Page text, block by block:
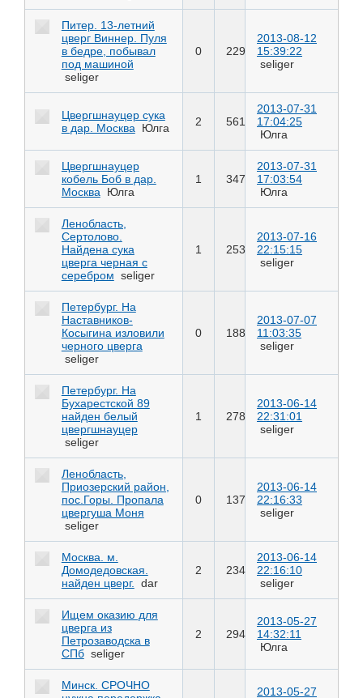
Питер. 13-летний
цверг Виннер. Пуля
в бедре, побывал
под машиной
seliger
0 229
2013-08-12
15:39:22
seliger
Цвергшнауцер сука
в дар. Москва
Юлга 2 561
2013-07-31
17:04:25
Юлга
Цвергшнауцер
кобель Боб в дар.
Москва
Юлга
1 347
2013-07-31
17:03:54
Юлга
Ленобласть,
Сертолово.
Найдена сука
цверга черная с
серебром seliger
1 253
2013-07-16
22:15:15
seliger
Петербург. На
Наставников-
Косыгина изловили
черного цверга
seliger
0 188
2013-07-07
11:03:35
seliger
Петербург. На
Бухарестской 89
найден белый
цвергшнауцер
seliger
1 278
2013-06-14
22:31:01
seliger
Ленобласть,
Приозерский район,
пос.Горы. Пропала
цвергуша Моня
seliger
0 137
2013-06-14
22:16:33
seliger
Москва. м.
Домодедовская.
найден цверг.
dar
2 234
2013-06-14
22:16:10
seliger
Ищем оказию для
цверга из
Петрозаводска в
СПб seliger
2 294
2013-05-27
14:32:11
Юлга
Минск. СРОЧНО
2013-05-27